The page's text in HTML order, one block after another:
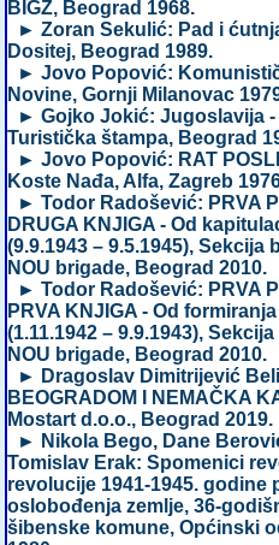
BIGZ, Beograd 1968.
► Zoran Sekulić: Pad i
Dositej, Beograd 1989.
► Jovo Popović:
Novine, Gornji Milanovac
► Gojko Jokić: Jugoslavija
Turistička štampa, Beograd
► Jovo Popović: RAT
Koste Nađa, Alfa, Zagreb
► Todor Radošević: PRVA
DRUGA KNJIGA - Od
(9.9.1943 – 9.5.1945),
NOU brigade, Beograd 2010.
► Todor Radošević: PRVA
PRVA KNJIGA - Od
(1.11.1942 – 9.9.1943),
NOU brigade, Beograd 2010.
► Dragoslav Dimitrijević
BEOGRADOM I NEMAČKA
Mostart d.o.o., Beograd 2019.
► Nikola Bego, Dane
Tomislav Erak: Spomenici
revolucije 1941-1945.
oslobođenja zemlje, 36-
šibenske komune, Općinski